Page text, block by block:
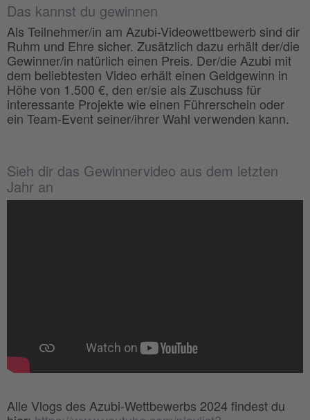
Das kannst du gewinnen
Als Teilnehmer/in am Azubi-Videowettbewerb sind dir
Ruhm und Ehre sicher. Zusätzlich dazu erhält der/die
Gewinner/in natürlich einen Preis. Der/die Azubi mit
dem beliebtesten Video erhält einen Geldgewinn in
Höhe von 1.500 €, den er/sie als Zuschuss für
interessante Projekte wie einen Führerschein oder
ein Team-Event seiner/ihrer Wahl verwenden kann.
Sieh dir das Gewinnervideo aus dem letzten
Jahr an
Alle Vlogs des Azubi-Wettbewerbs 2024 findest du